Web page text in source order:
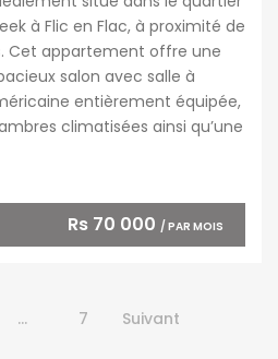
à Flic en Flac, à proximité de
Cet appartement offre une
salon avec salle à
entièrement équipée,
climatisées ainsi qu’une
Rs 70 000 / PAR MOIS
… 7 Suivant